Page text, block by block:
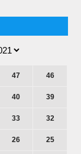
47 46
40 39
33 32
26 25